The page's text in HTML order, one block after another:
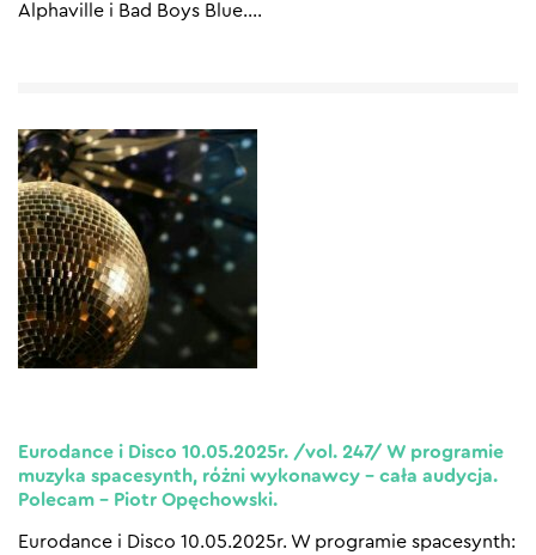
Alphaville i Bad Boys Blue.…
Eurodance i Disco 10.05.2025r. /vol. 247/ W programie
muzyka spacesynth, różni wykonawcy – cała audycja.
Polecam – Piotr Opęchowski.
Eurodance i Disco 10.05.2025r. W programie spacesynth: